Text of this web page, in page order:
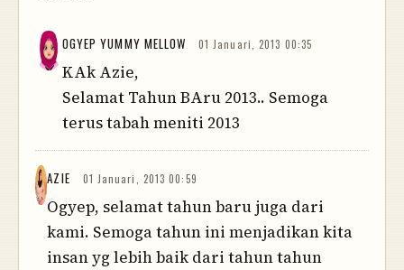
OGYEP YUMMY MELLOW 01 Januari, 2013 00:35
KAk Azie,
Selamat Tahun BAru 2013.. Semoga
terus tabah meniti 2013
AZIE 01 Januari, 2013 00:59
Ogyep, selamat tahun baru juga dari
kami. Semoga tahun ini menjadikan kita
insan yg lebih baik dari tahun tahun